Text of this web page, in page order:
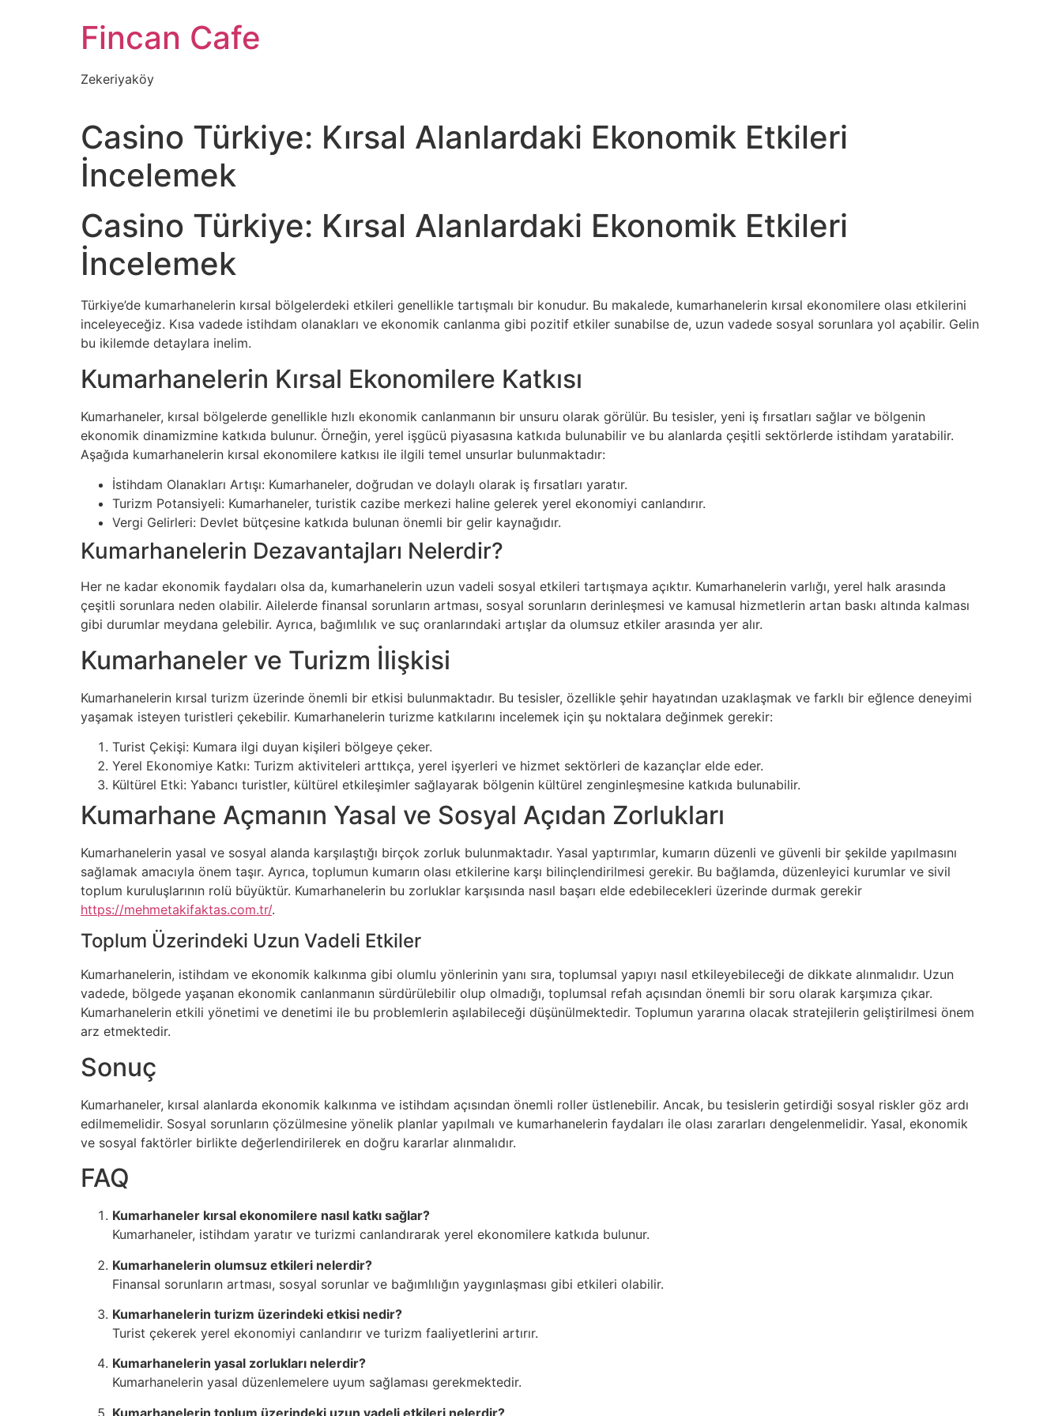
Fincan Cafe
Zekeriyaköy
Casino Türkiye: Kırsal Alanlardaki Ekonomik Etkileri
İncelemek
Casino Türkiye: Kırsal Alanlardaki Ekonomik Etkileri
İncelemek
Türkiye’de kumarhanelerin kırsal bölgelerdeki etkileri genellikle tartışmalı bir konudur. Bu makalede, kumarhanelerin kırsal ekonomilere olası etkilerini
inceleyeceğiz. Kısa vadede istihdam olanakları ve ekonomik canlanma gibi pozitif etkiler sunabilse de, uzun vadede sosyal sorunlara yol açabilir. Gelin
bu ikilemde detaylara inelim.
Kumarhanelerin Kırsal Ekonomilere Katkısı
Kumarhaneler, kırsal bölgelerde genellikle hızlı ekonomik canlanmanın bir unsuru olarak görülür. Bu tesisler, yeni iş fırsatları sağlar ve bölgenin
ekonomik dinamizmine katkıda bulunur. Örneğin, yerel işgücü piyasasına katkıda bulunabilir ve bu alanlarda çeşitli sektörlerde istihdam yaratabilir.
Aşağıda kumarhanelerin kırsal ekonomilere katkısı ile ilgili temel unsurlar bulunmaktadır:
İstihdam Olanakları Artışı: Kumarhaneler, doğrudan ve dolaylı olarak iş fırsatları yaratır.
Turizm Potansiyeli: Kumarhaneler, turistik cazibe merkezi haline gelerek yerel ekonomiyi canlandırır.
Vergi Gelirleri: Devlet bütçesine katkıda bulunan önemli bir gelir kaynağıdır.
Kumarhanelerin Dezavantajları Nelerdir?
Her ne kadar ekonomik faydaları olsa da, kumarhanelerin uzun vadeli sosyal etkileri tartışmaya açıktır. Kumarhanelerin varlığı, yerel halk arasında
çeşitli sorunlara neden olabilir. Ailelerde finansal sorunların artması, sosyal sorunların derinleşmesi ve kamusal hizmetlerin artan baskı altında kalması
gibi durumlar meydana gelebilir. Ayrıca, bağımlılık ve suç oranlarındaki artışlar da olumsuz etkiler arasında yer alır.
Kumarhaneler ve Turizm İlişkisi
Kumarhanelerin kırsal turizm üzerinde önemli bir etkisi bulunmaktadır. Bu tesisler, özellikle şehir hayatından uzaklaşmak ve farklı bir eğlence deneyimi
yaşamak isteyen turistleri çekebilir. Kumarhanelerin turizme katkılarını incelemek için şu noktalara değinmek gerekir:
Turist Çekişi: Kumara ilgi duyan kişileri bölgeye çeker.
Yerel Ekonomiye Katkı: Turizm aktiviteleri arttıkça, yerel işyerleri ve hizmet sektörleri de kazançlar elde eder.
Kültürel Etki: Yabancı turistler, kültürel etkileşimler sağlayarak bölgenin kültürel zenginleşmesine katkıda bulunabilir.
Kumarhane Açmanın Yasal ve Sosyal Açıdan Zorlukları
Kumarhanelerin yasal ve sosyal alanda karşılaştığı birçok zorluk bulunmaktadır. Yasal yaptırımlar, kumarın düzenli ve güvenli bir şekilde yapılmasını
sağlamak amacıyla önem taşır. Ayrıca, toplumun kumarın olası etkilerine karşı bilinçlendirilmesi gerekir. Bu bağlamda, düzenleyici kurumlar ve sivil
toplum kuruluşlarının rolü büyüktür. Kumarhanelerin bu zorluklar karşısında nasıl başarı elde edebilecekleri üzerinde durmak gerekir
https://mehmetakifaktas.com.tr/.
Toplum Üzerindeki Uzun Vadeli Etkiler
Kumarhanelerin, istihdam ve ekonomik kalkınma gibi olumlu yönlerinin yanı sıra, toplumsal yapıyı nasıl etkileyebileceği de dikkate alınmalıdır. Uzun
vadede, bölgede yaşanan ekonomik canlanmanın sürdürülebilir olup olmadığı, toplumsal refah açısından önemli bir soru olarak karşımıza çıkar.
Kumarhanelerin etkili yönetimi ve denetimi ile bu problemlerin aşılabileceği düşünülmektedir. Toplumun yararına olacak stratejilerin geliştirilmesi önem
arz etmektedir.
Sonuç
Kumarhaneler, kırsal alanlarda ekonomik kalkınma ve istihdam açısından önemli roller üstlenebilir. Ancak, bu tesislerin getirdiği sosyal riskler göz ardı
edilmemelidir. Sosyal sorunların çözülmesine yönelik planlar yapılmalı ve kumarhanelerin faydaları ile olası zararları dengelenmelidir. Yasal, ekonomik
ve sosyal faktörler birlikte değerlendirilerek en doğru kararlar alınmalıdır.
FAQ
Kumarhaneler kırsal ekonomilere nasıl katkı sağlar?
Kumarhaneler, istihdam yaratır ve turizmi canlandırarak yerel ekonomilere katkıda bulunur.
Kumarhanelerin olumsuz etkileri nelerdir?
Finansal sorunların artması, sosyal sorunlar ve bağımlılığın yaygınlaşması gibi etkileri olabilir.
Kumarhanelerin turizm üzerindeki etkisi nedir?
Turist çekerek yerel ekonomiyi canlandırır ve turizm faaliyetlerini artırır.
Kumarhanelerin yasal zorlukları nelerdir?
Kumarhanelerin yasal düzenlemelere uyum sağlaması gerekmektedir.
Kumarhanelerin toplum üzerindeki uzun vadeli etkileri nelerdir?